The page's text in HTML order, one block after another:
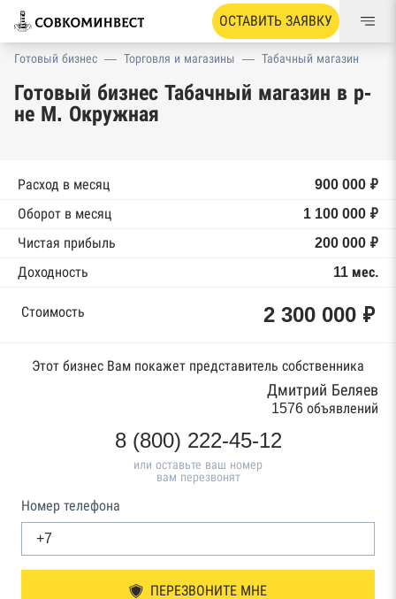
ОСТАВИТЬ ЗАЯВКУ
Готовый бизнес — Торговля и магазины — Табачный магазин
Готовый бизнес Табачный магазин в р-
не М. Окружная
Расход в месяц
900 000 ₽
Оборот в месяц
1 100 000 ₽
Чистая прибыль
200 000 ₽
Доходность
11 мес.
Стоимость 2 300 000 ₽
Этот бизнес Вам покажет представитель собственника
Дмитрий Беляев
1576 объявлений
8 (800) 222-45-12
или оставьте ваш номер
вам перезвонят
Номер телефона
ПЕРЕЗВОНИТЕ МНЕ